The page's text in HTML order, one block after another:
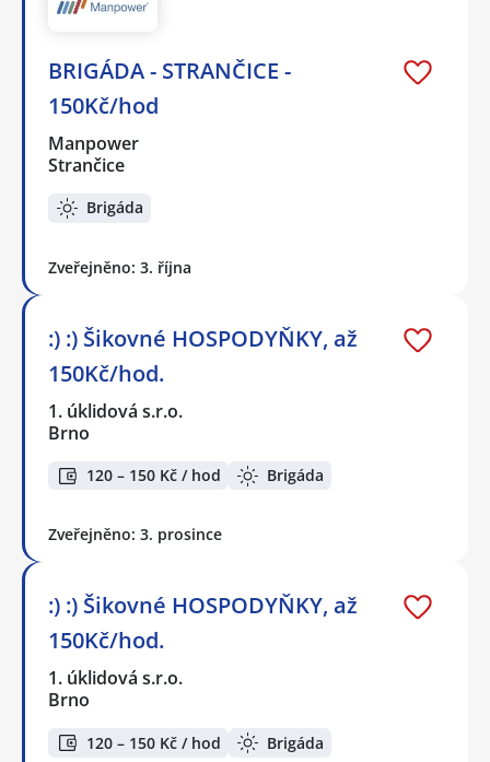
BRIGÁDA - STRANČICE -
150Kč/hod
Manpower
Strančice
Brigáda
Zveřejněno: 3. října
:) :) Šikovné HOSPODYŇKY, až
150Kč/hod.
1. úklidová s.r.o.
Brno
120 – 150 Kč / hod Brigáda
Zveřejněno: 3. prosince
:) :) Šikovné HOSPODYŇKY, až
150Kč/hod.
1. úklidová s.r.o.
Brno
120 – 150 Kč / hod Brigáda